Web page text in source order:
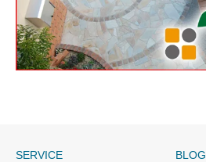
SERVICE BLOG